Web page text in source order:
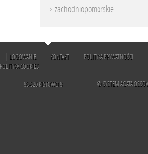
zachodniopomorskie
LOGOWANIE KONTAKT
POLITYKA PRYWATNOŚCI
POLITYKA COOKIES
83-320 KISTOWO 8 © SYSTEM AGATA